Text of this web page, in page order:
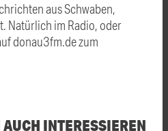
aus Schwaben,
Natürlich im Radio, oder
donau3fm.de zum
INTERESSIEREN